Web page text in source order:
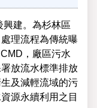
興建。為杉林區
理流程為傳統曝
，廠區污水
放流水標準排放
及減輕流域的污
源永續利用之目